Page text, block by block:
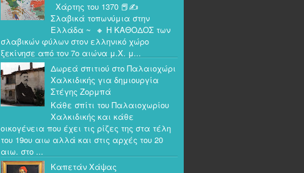
Χάρτης του 1370 📕✍️
Σλαβικά τοπωνύμια στην
Ελλάδα ~ 🔸 Η ΚΑΘΟΔΟΣ των
σλαβικών φύλων στον ελληνικό χώρο
ξεκίνησε από τον 7ο αιώνα μ.Χ. μ...
Δωρεά σπιτιού στο Παλαιοχώρι
Χαλκιδικής για δημιουργία
Στέγης Ζορμπά
Κάθε σπίτι του Παλαιοχωρίου
Χαλκιδικής και κάθε
οικογένεια που έχει τις ρίζες της στα τέλη
του 19ου αιω αλλά και στις αρχές του 20
αιω. στο ...
Καπετάν Χάψας